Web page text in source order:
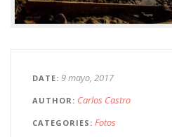
DATE 9 mayo, 2017
AUTHOR Carlos Castro
CATEGORIES Fotos